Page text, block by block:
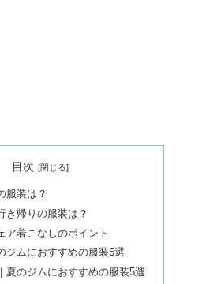
目次
服装は？
き帰りの服装は？
ア着こなしのポイント
ジムにおすすめの服装5選
夏のジムにおすすめの服装5選